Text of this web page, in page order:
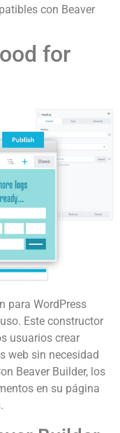
con Beaver
for
para WordPress
Este constructor
usuarios crear
web sin necesidad
Beaver Builder, los
en su página